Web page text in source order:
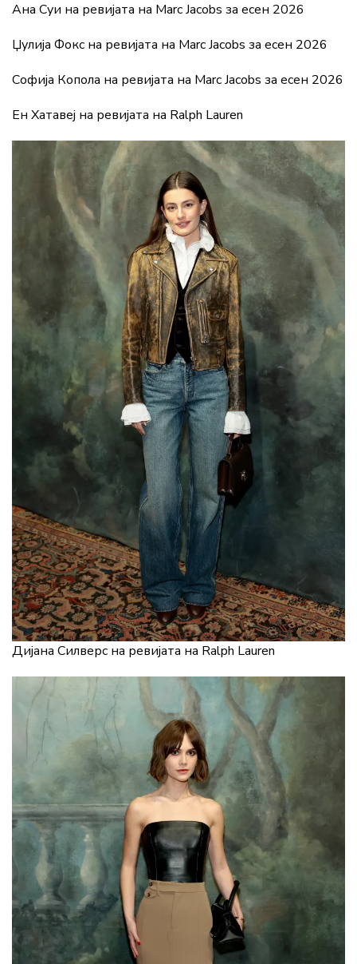
Ана Суи на ревијата на Marc Jacobs за есен 2026
Џулија Фокс на ревијата на Marc Jacobs за есен 2026
Софија Копола на ревијата на Marc Jacobs за есен 2026
Ен Хатавеј на ревијата на Ralph Lauren
Дијана Силверс на ревијата на Ralph Lauren